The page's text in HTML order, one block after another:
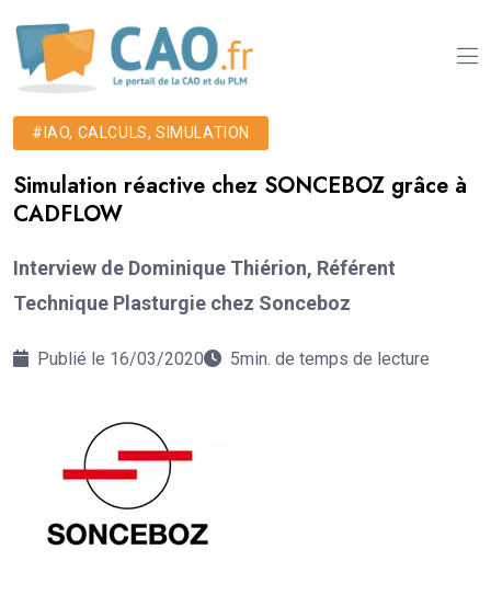
#IAO, CALCULS, SIMULATION
Simulation réactive chez SONCEBOZ grâce à
CADFLOW
Interview de Dominique Thiérion, Référent
Technique Plasturgie chez Sonceboz
Publié le 16/03/2020 5min. de temps de lecture